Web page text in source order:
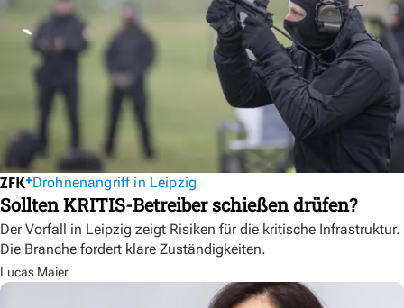
Drohnenangriff in Leipzig
Sollten KRITIS-Betreiber schießen drüfen?
Der Vorfall in Leipzig zeigt Risiken für die kritische Infrastruktur.
Die Branche fordert klare Zuständigkeiten.
Lucas Maier